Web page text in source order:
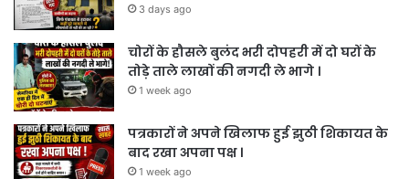
3 days ago
चोरों के हौसले बुलंद भरी दोपहरी में दो घरों के
तोड़े ताले लाखों की नगदी ले भागे ।
1 week ago
पत्रकारों ने अपने खिलाफ हुई झुठी शिकायत के
बाद रखा अपना पक्ष ।
1 week ago